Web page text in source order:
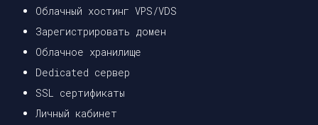
Облачный хостинг VPS/VDS
Зарегистрировать домен
Облачное хранилище
Dedicated сервер
SSL сертификаты
Личный кабинет